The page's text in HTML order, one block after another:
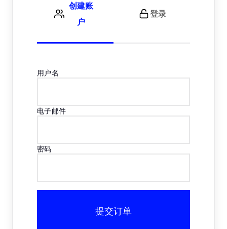
创建账
户
登录
用户名
电子邮件
密码
提交订单